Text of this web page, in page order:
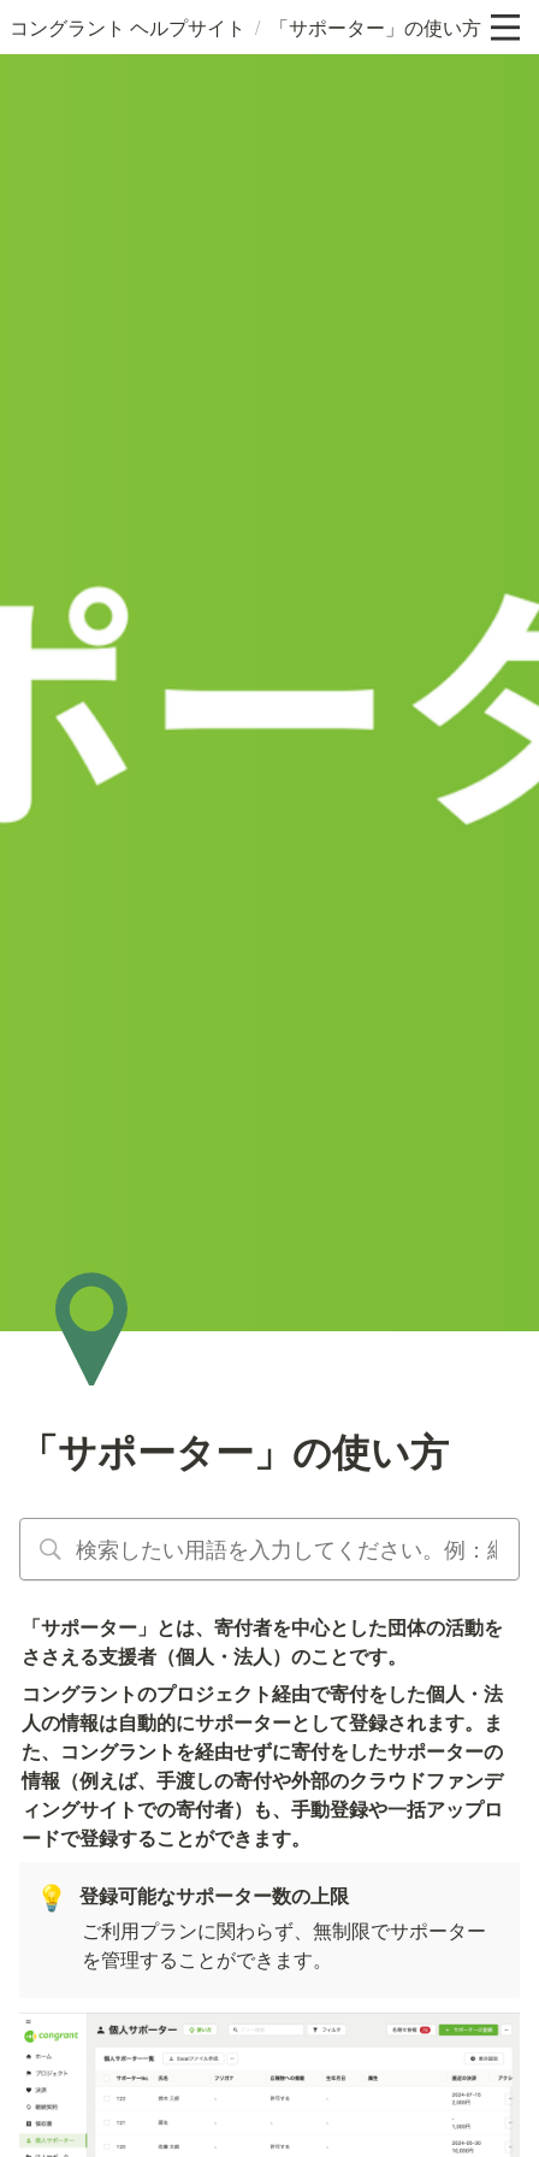
コングラント ヘルプサイト / 「サポーター」の使い方
「サポーター」の使い方
「サポーター」とは、寄付者を中心とした団体の活動を
ささえる支援者（個人・法人）のことです。
コングラントのプロジェクト経由で寄付をした個人・法
人の情報は自動的にサポーターとして登録されます。ま
た、コングラントを経由せずに寄付をしたサポーターの
情報（例えば、手渡しの寄付や外部のクラウドファンデ
ィングサイトでの寄付者）も、手動登録や一括アップロ
💡
登録可能なサポーター数の上限
ご利用プランに関わらず、無制限でサポーター
を管理することができます。